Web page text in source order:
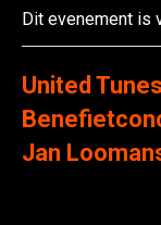
Dit evenement is
United
Jan